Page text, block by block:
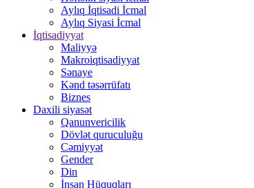
Aylıq İqtisadi İcmal
Aylıq Siyasi İcmal
İqtisadiyyat
Maliyyə
Makroiqtisadiyyat
Sənaye
Kənd təsərrüfatı
Biznes
Daxili siyasət
Qanunvericilik
Dövlət quruculuğu
Cəmiyyət
Gender
Din
İnsan Hüquqları